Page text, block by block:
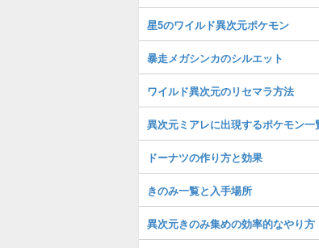
星5のワイルド異次元ポケモン
暴走メガシンカのシルエット
ワイルド異次元のリセマラ方法
異次元ミアレに出現するポケモン一
ドーナツの作り方と効果
きのみ一覧と入手場所
異次元きのみ集めの効率的なやり方